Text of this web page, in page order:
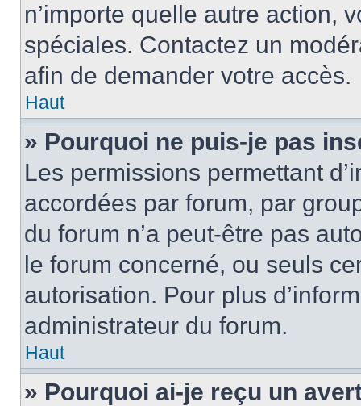
n’importe quelle autre action,
spéciales. Contactez un
afin de demander votre accès.
Haut
» Pourquoi ne puis-je pas
Les permissions permettant
accordées par forum, par
du forum n’a peut-être pas
le forum concerné, ou seuls
autorisation. Pour plus
administrateur du forum.
Haut
» Pourquoi ai-je reçu un